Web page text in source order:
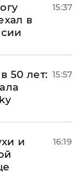
в
15:37
50 лет: 15:57
и
16:19